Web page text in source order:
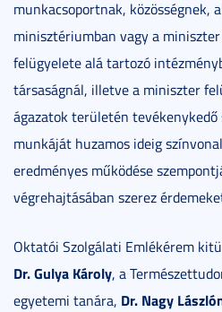
munkacsoportnak, közösségnek,
minisztériumban vagy a
felügyelete alá tartozó
társaságnál, illetve a miniszter
ágazatok területén tevékenykedő
munkáját huzamos ideig
eredményes működése
végrehajtásában szerez
Oktatói Szolgálati Emlékérem
Dr. Gulya Károly, a
egyetemi tanára, Dr. Nagy